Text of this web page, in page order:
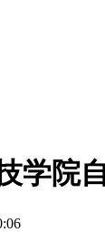
学院